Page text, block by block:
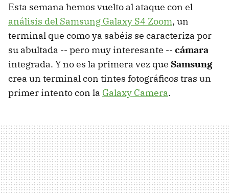
Esta semana hemos vuelto al ataque con el
análisis del Samsung Galaxy S4 Zoom, un
terminal que como ya sabéis se caracteriza por
su abultada -- pero muy interesante -- cámara
integrada. Y no es la primera vez que Samsung
crea un terminal con tintes fotográficos tras un
primer intento con la Galaxy Camera.